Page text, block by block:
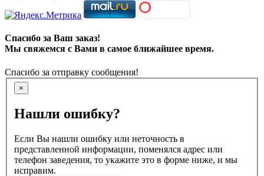
Спасибо за Ваш заказ!
Мы свяжемся с Вами в самое ближайшее время.
Спасибо за отправку сообщения!
×
Нашли ошибку?
Если Вы нашли ошибку или неточность в
представленной информации, поменялся адрес или
телефон заведения, то укажите это в форме ниже, и мы
исправим.